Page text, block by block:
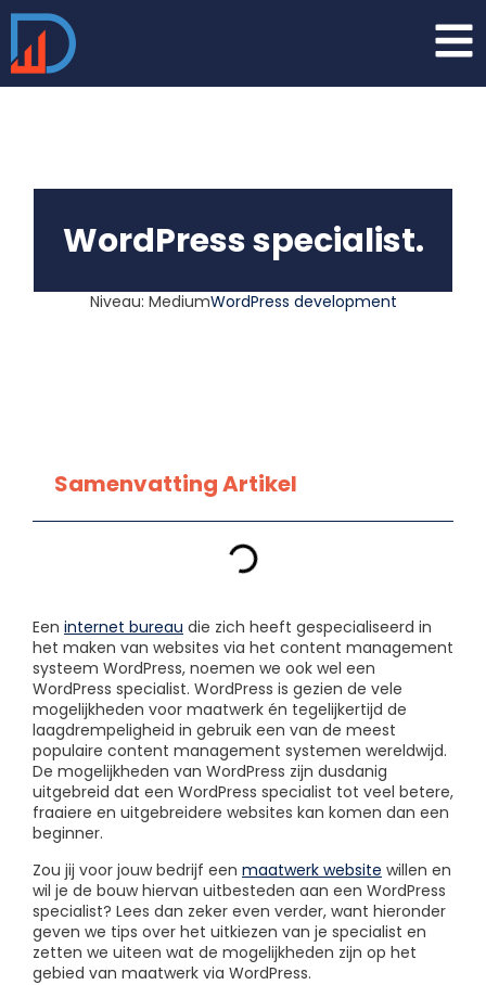
WordPress specialist.
Niveau: MediumWordPress development
Samenvatting Artikel
Een internet bureau die zich heeft gespecialiseerd in
het maken van websites via het content management
systeem WordPress, noemen we ook wel een
WordPress specialist. WordPress is gezien de vele
mogelijkheden voor maatwerk én tegelijkertijd de
laagdrempeligheid in gebruik een van de meest
populaire content management systemen wereldwijd.
De mogelijkheden van WordPress zijn dusdanig
uitgebreid dat een WordPress specialist tot veel betere,
fraaiere en uitgebreidere websites kan komen dan een
beginner.
Zou jij voor jouw bedrijf een maatwerk website willen en
wil je de bouw hiervan uitbesteden aan een WordPress
specialist? Lees dan zeker even verder, want hieronder
geven we tips over het uitkiezen van je specialist en
zetten we uiteen wat de mogelijkheden zijn op het
gebied van maatwerk via WordPress.